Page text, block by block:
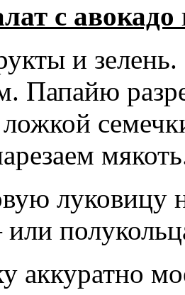
с авокадо
и
Папайю
луковицу
аккуратно